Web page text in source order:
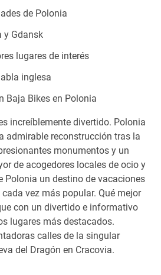
de Polonia
y Gdansk
lugares de interés
inglesa
Baja Bikes en Polonia
increíblemente divertido. Polonia
admirable reconstrucción tras la
monumentos y un
de acogedores locales de ocio y
Polonia un destino de vacaciones
vez más popular. Qué mejor
con un divertido e informativo
lugares más destacados.
calles de la singular
del Dragón en Cracovia.